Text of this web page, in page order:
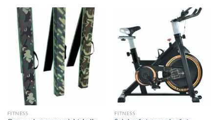
FITNESS FITNESS